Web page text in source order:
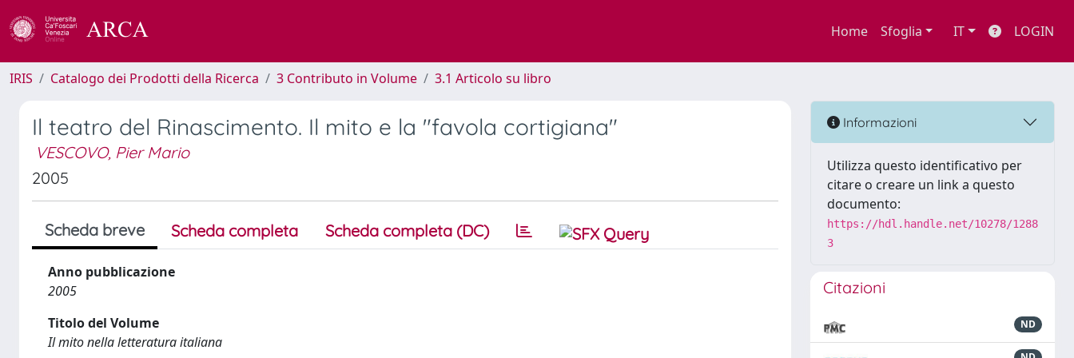
Home Sfoglia IT LOGIN
IRIS Catalogo dei Prodotti della Ricerca 3 Contributo in Volume 3.1 Articolo su libro
Il teatro del Rinascimento. Il mito e la "favola cortigiana"
VESCOVO, Pier Mario
2005
Scheda breve Scheda completa Scheda completa (DC)
Anno pubblicazione
2005
Titolo del Volume
Il mito nella letteratura italiana
Informazioni
Utilizza questo identificativo per
citare o creare un link a questo
documento:
https://hdl.handle.net/10278/1288
3
Citazioni
ND